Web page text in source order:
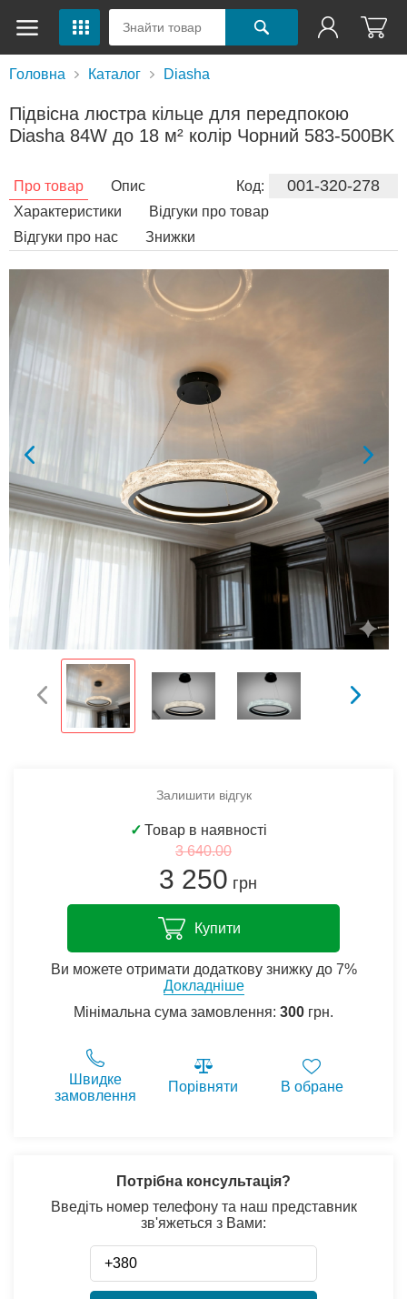
Головна Каталог Diasha
Підвісна люстра кільце для передпокою
Diasha 84W до 18 м² колір Чорний 583-500BK
Код: 001-320-278
Про товар
Опис
Характеристики
Відгуки про товар
Відгуки про нас
Знижки
Залишити відгук
✓ Товар в наявності
3 640.00
3 250 грн
Купити
Ви можете отримати додаткову знижку до 7%
Докладніше
Мінімальна сума замовлення: 300 грн.
Швидке
замовлення
Порівняти В обране
Потрібна консультація?
Введіть номер телефону та наш представник
зв'яжеться з Вами: